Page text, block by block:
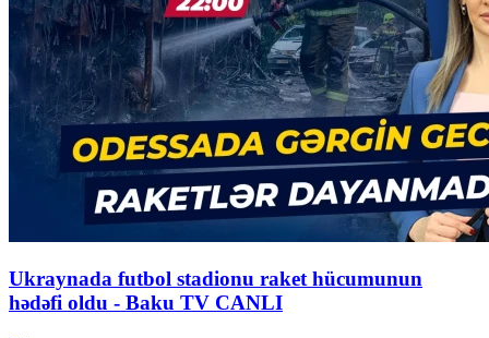
Ukraynada futbol stadionu raket hücumunun
hədəfi oldu - Baku TV CANLI